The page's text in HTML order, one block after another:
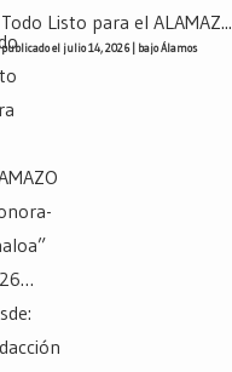
Todo Listo para el ALAMAZ...
publicado el julio 14, 2026| bajoÁlamos